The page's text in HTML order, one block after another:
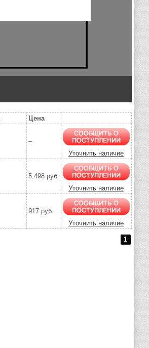
Цена
–
Уточнить наличие
5.498 руб.
Уточнить наличие
917 руб.
Уточнить наличие
1